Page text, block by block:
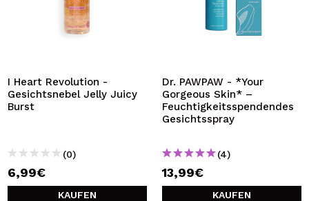
I Heart Revolution -
Gesichtsnebel Jelly Juicy
Burst
(0)
6,99€
KAUFEN
Dr. PAWPAW - *Your
Gorgeous Skin* –
Feuchtigkeitsspendendes
Gesichtsspray
(4)
13,99€
KAUFEN